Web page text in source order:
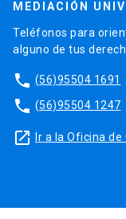
MEDIACIÓN
Teléfonos para
alguno de tus
phone (56)95504 1691
phone (56)95504 1247
launch Ir a la Oficina de